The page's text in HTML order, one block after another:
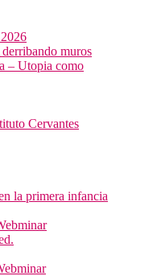
muros
– Utopia como
Cervantes
la primera infancia